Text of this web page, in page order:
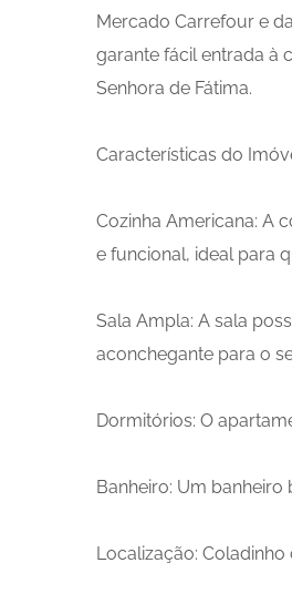
Mercado Carrefour e
garante fácil entrada à
Senhora de Fátima.
Características do
Cozinha Americana: A
e funcional, ideal para
Sala Ampla: A sala
aconchegante para o
Dormitórios: O
Banheiro: Um
Localização: